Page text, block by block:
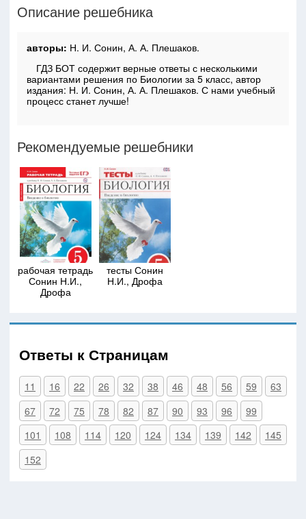
Описание решебника
авторы: Н. И. Сонин, А. А. Плешаков.
ГДЗ БОТ содержит верные ответы с несколькими
вариантами решения по Биологии за 5 класс, автор
издания: Н. И. Сонин, А. А. Плешаков. С нами учебный
процесс станет лучше!
Рекомендуемые решебники
рабочая тетрадь
Сонин Н.И.,
Дрофа
тесты Сонин
Н.И., Дрофа
Ответы к Страницам
11 16 22 26 32 38 46 48 56 59
63
67
72 75 78 82 87 90 93 96
99
101
108 114 120 124 134 139 142
145
152